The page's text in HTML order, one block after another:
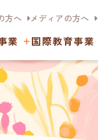
方へ メディアの方へ
業 国際教育事業